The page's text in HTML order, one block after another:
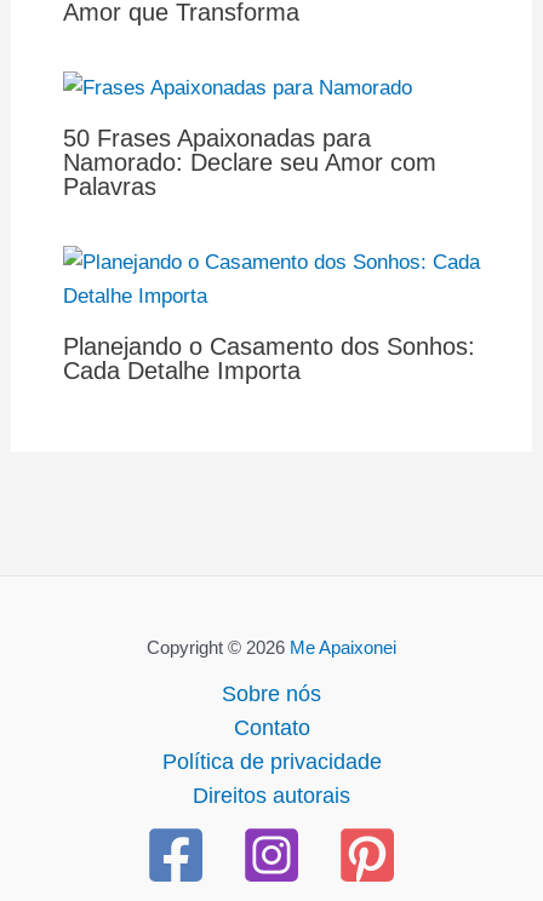
Amor que Transforma
50 Frases Apaixonadas para
Namorado: Declare seu Amor com
Palavras
Planejando o Casamento dos Sonhos:
Cada Detalhe Importa
Copyright © 2026 Me Apaixonei
Sobre nós
Contato
Política de privacidade
Direitos autorais